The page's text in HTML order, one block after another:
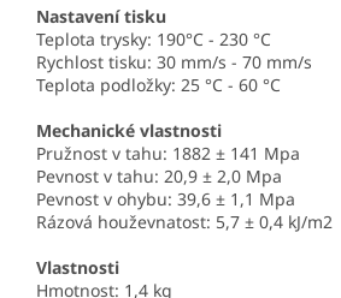
Nastavení tisku
Teplota trysky: 190°C - 230 °C
Rychlost tisku: 30 mm/s - 70 mm/s
Teplota podložky: 25 °C - 60 °C
Mechanické vlastnosti
Pružnost v tahu: 1882 ± 141 Mpa
Pevnost v tahu: 20,9 ± 2,0 Mpa
Pevnost v ohybu: 39,6 ± 1,1 Mpa
Rázová houževnatost: 5,7 ± 0,4 kJ/m2
Vlastnosti
Hmotnost: 1,4 kg